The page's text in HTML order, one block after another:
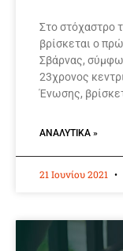
Στο στόχαστρο
βρίσκεται ο
Σβάρνας,
23χρονος
Ένωσης,
ΑΝΑΛΥΤΙΚΆ »
21 Ιουνίου 2021